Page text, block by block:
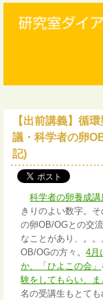
【出前講義】循
議・科学者の卵
記)
科学者の卵養成講
きりのよい数字。
の卵OB/OGとの交
なことがあり、。
OB/OGの方々。4月
か、「ひよこの会」
験をしてもらい、
名の受講生もとても